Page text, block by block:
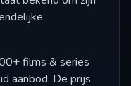
films & series
aanbod. De prijs